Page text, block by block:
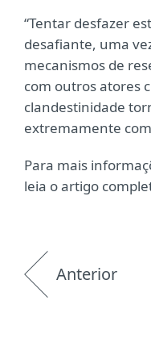
“Tentar desfazer
desafiante, uma
mecanismos de
com outros atores
clandestinidade
extremamente
Para mais
leia o artigo
Anterior